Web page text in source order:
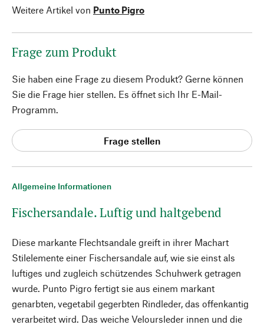
Allgemeine Informationen
Fischersandale. Luftig und haltgebend
Diese markante Flechtsandale greift in ihrer Machart
Stilelemente einer Fischersandale auf, wie sie einst als
luftiges und zugleich schützendes Schuhwerk getragen
wurde. Punto Pigro fertigt sie aus einem markant
genarbten, vegetabil gegerbten Rindleder, das offenkantig
verarbeitet wird. Das weiche Veloursleder innen und die
Weitere Artikel von Punto Pigro
Frage zum Produkt
Sie haben eine Frage zu diesem Produkt? Gerne können
Sie die Frage hier stellen. Es öffnet sich Ihr E-Mail-
Programm.
Frage stellen